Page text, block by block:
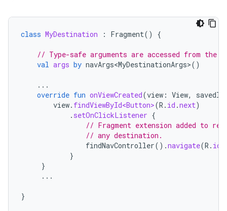
class MyDestination : Fragment() {
// Type-safe arguments are accessed from the
val args by navArgs<MyDestinationArgs>()
...
override fun onViewCreated(view : View,
view. findViewById<Button>(R . id .next)
. setOnClickListener {
// Fragment extension added to
// any destination.
findNavController().navigate(R . id
}
}
...
}